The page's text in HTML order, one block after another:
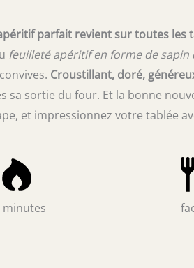
parfait revient sur toutes les
feuilleté apéritif en forme de sapin
Croustillant, doré,
sa sortie du four. Et la bonne
et impressionnez votre tablée
minutes